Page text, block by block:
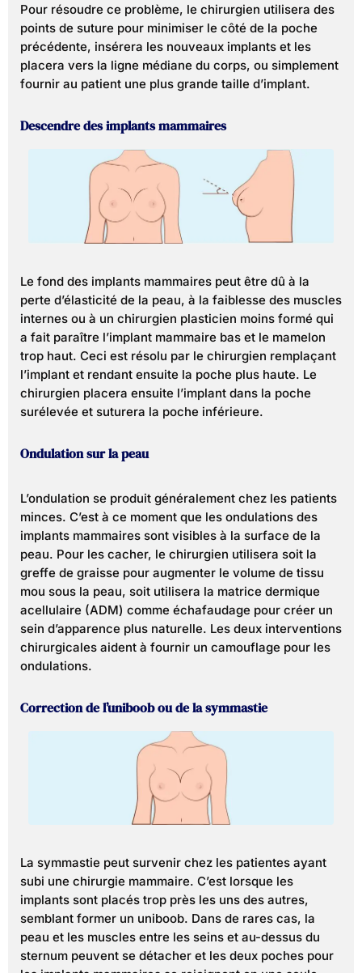
Pour résoudre ce problème, le chirurgien utilisera des
points de suture pour minimiser le côté de la poche
précédente, insérera les nouveaux implants et les
placera vers la ligne médiane du corps, ou simplement
fournir au patient une plus grande taille d’implant.
Descendre des implants mammaires
Le fond des implants mammaires peut être dû à la
perte d’élasticité de la peau, à la faiblesse des muscles
internes ou à un chirurgien plasticien moins formé qui
a fait paraître l’implant mammaire bas et le mamelon
trop haut. Ceci est résolu par le chirurgien remplaçant
l’implant et rendant ensuite la poche plus haute. Le
chirurgien placera ensuite l’implant dans la poche
surélevée et suturera la poche inférieure.
Ondulation sur la peau
L’ondulation se produit généralement chez les patients
minces. C’est à ce moment que les ondulations des
implants mammaires sont visibles à la surface de la
peau. Pour les cacher, le chirurgien utilisera soit la
greffe de graisse pour augmenter le volume de tissu
mou sous la peau, soit utilisera la matrice dermique
acellulaire (ADM) comme échafaudage pour créer un
sein d’apparence plus naturelle. Les deux interventions
chirurgicales aident à fournir un camouflage pour les
ondulations.
Correction de l’uniboob ou de la symmastie
La symmastie peut survenir chez les patientes ayant
subi une chirurgie mammaire. C’est lorsque les
implants sont placés trop près les uns des autres,
semblant former un uniboob. Dans de rares cas, la
peau et les muscles entre les seins et au-dessus du
sternum peuvent se détacher et les deux poches pour